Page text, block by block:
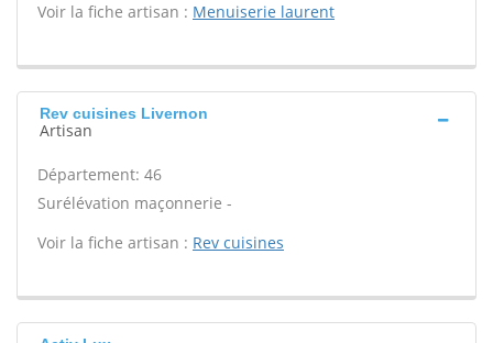
Voir la fiche artisan : Menuiserie laurent
Rev cuisines Livernon
Artisan
Département: 46
Surélévation maçonnerie -
Voir la fiche artisan : Rev cuisines